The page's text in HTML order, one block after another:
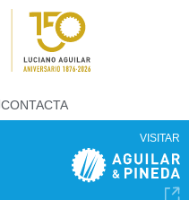
CONTACTA
VISITAR